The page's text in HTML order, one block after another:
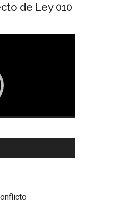
de Ley 010
Federación